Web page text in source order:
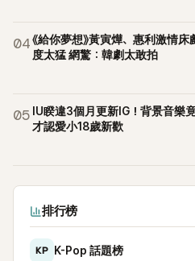
04《給你夢想》黃寅燁、惠利激情
度太猛 網驚：韓劇太敢拍
05 IU睽違3個月更新IG！背景音樂
才認愛小18歲新歡
排行榜
KP K-Pop 話題榜